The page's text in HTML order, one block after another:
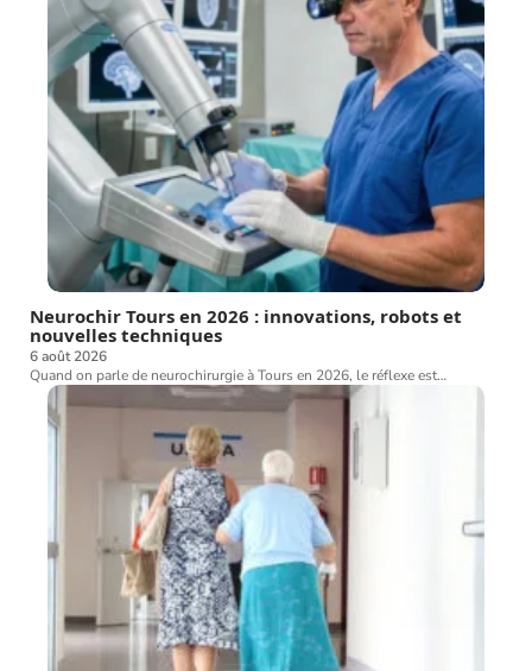
Neurochir Tours en 2026 : innovations, robots et
nouvelles techniques
6 août 2026
Quand on parle de neurochirurgie à Tours en 2026, le réflexe est…